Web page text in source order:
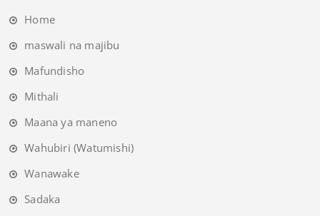
Home
maswali na majibu
Mafundisho
Mithali
Maana ya maneno
Wahubiri (Watumishi)
Wanawake
Sadaka